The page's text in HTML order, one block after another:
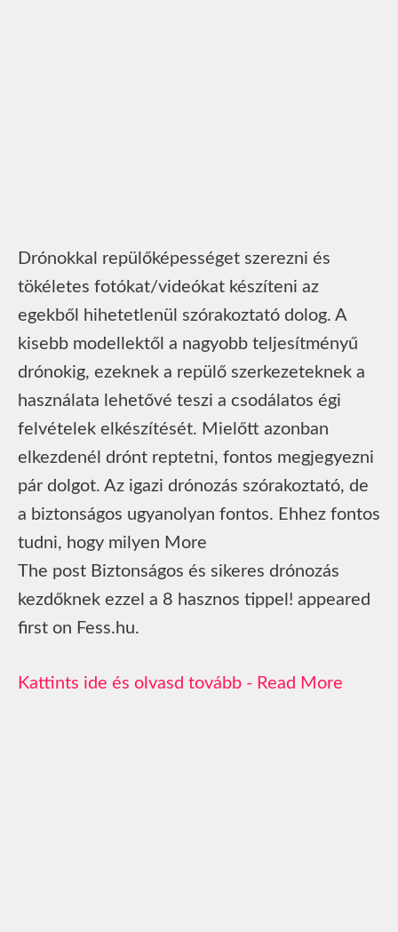
Drónokkal repülőképességet szerezni és
tökéletes fotókat/videókat készíteni az
egekből hihetetlenül szórakoztató dolog. A
kisebb modellektől a nagyobb teljesítményű
drónokig, ezeknek a repülő szerkezeteknek a
használata lehetővé teszi a csodálatos égi
felvételek elkészítését. Mielőtt azonban
elkezdenél drónt reptetni, fontos megjegyezni
pár dolgot. Az igazi drónozás szórakoztató, de
a biztonságos ugyanolyan fontos. Ehhez fontos
tudni, hogy milyen More
The post Biztonságos és sikeres drónozás
kezdőknek ezzel a 8 hasznos tippel! appeared
first on Fess.hu.
Read More